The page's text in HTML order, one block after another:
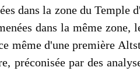
dans la zone du
dans la même
même d'une première
préconisée par des